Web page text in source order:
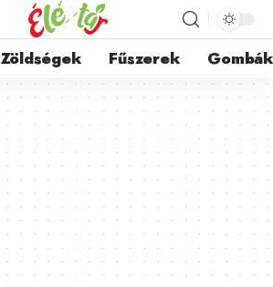
Zöldségek Fűszerek Gombák